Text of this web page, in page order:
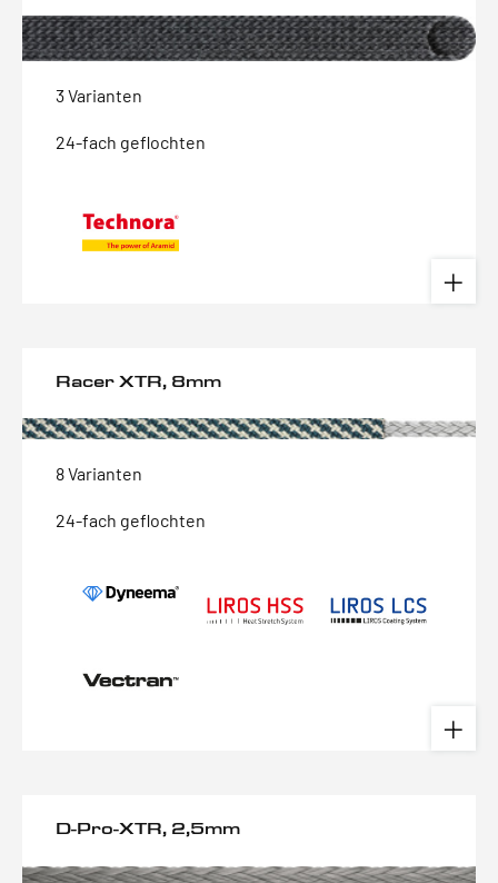
3 Varianten
24-fach geflochten
Racer XTR, 8mm
8 Varianten
24-fach geflochten
D-Pro-XTR, 2,5mm